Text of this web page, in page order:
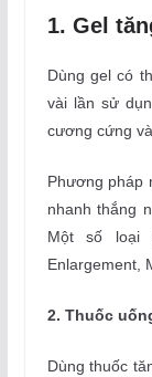
1. Gel
Dùng gel có
vài lần sử
cương cứng
Phương pháp
nhanh thắng
Một số loại
Enlargement,
2. Thuốc
Dùng thuốc